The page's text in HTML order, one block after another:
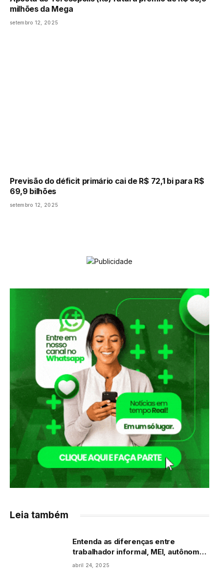
milhões da Mega
setembro 12, 2025
Previsão do déficit primário cai de R$ 72,1 bi para R$
69,9 bilhões
setembro 12, 2025
Leia também
Entenda as diferenças entre
trabalhador informal, MEI, autônomo
e CLT
abril 24, 2025